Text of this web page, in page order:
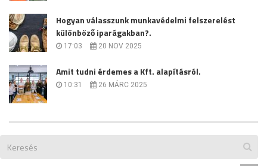
Hogyan válasszunk munkavédelmi felszerelést
különböző iparágakban?.
17:03 20 NOV 2025
Amit tudni érdemes a Kft. alapításról.
10:31 26 MÁRC 2025